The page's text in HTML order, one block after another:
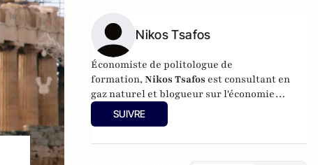
Nikos Tsafos
Économiste de politologue de
formation,Nikos Tsafos est consultant en
gaz naturel et blogueur sur l'économie
grecque.
SUIVRE